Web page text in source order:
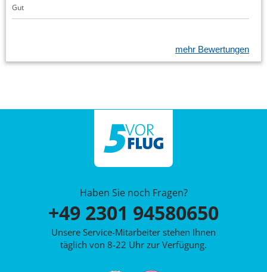
Gut
mehr Bewertungen
Haben Sie noch Fragen?
+49 2301 94580650
Unsere Service-Mitarbeiter stehen Ihnen
täglich von 8-22 Uhr zur Verfügung.